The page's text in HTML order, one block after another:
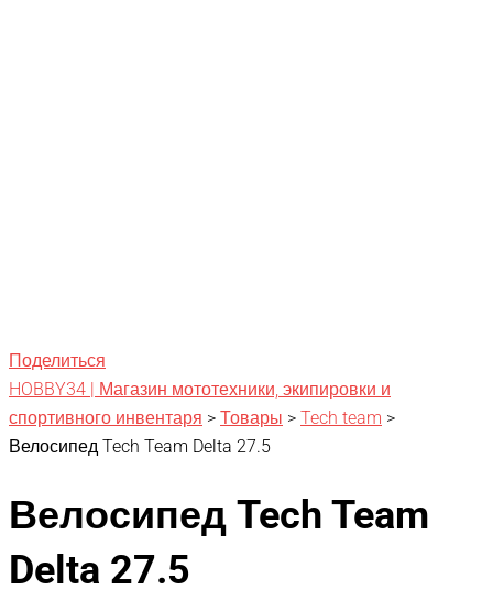
Поделиться
HOBBY34 | Магазин мототехники, экипировки и
спортивного инвентаря > Товары > Tech team >
Велосипед Tech Team Delta 27.5
Велосипед Tech Team
Delta 27.5